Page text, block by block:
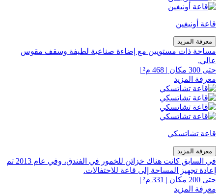
قاعة أونيغين
معرفة المزيد
مساحة ذات مستويين مع إضاءة صناعية لطيفة وسقف مقوس
عالي.
حتى 300 مكان
| 468 م²
|
معرفة المزيد
قاعة تشاتسكي
معرفة المزيد
في السابق كانت هناك خزائن للخمور في الفندق، وفي عام 2013 تم
إعادة تجهيز المساحة إلى قاعة للاحتفالات.
حتى 200 مكان
| 331 م²
|
معرفة المزيد